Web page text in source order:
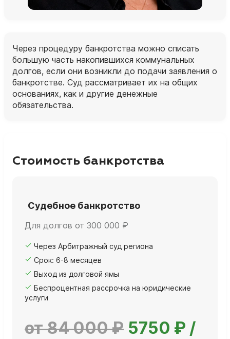
Через процедуру банкротства можно списать
большую часть накопившихся коммунальных
долгов, если они возникли до подачи заявления о
банкротстве. Суд рассматривает их на общих
основаниях, как и другие денежные
обязательства.
Стоимость банкротства
Судебное банкротство
Для долгов от 300 000 ₽
Через Арбитражный суд региона
Срок: 6-8 месяцев
Выход из долговой ямы
Беспроцентная рассрочка на юридические
услуги
от 84 000 ₽ 5750 ₽ /